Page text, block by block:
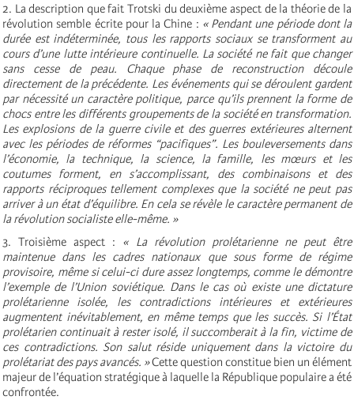
2. La description que fait Trotski du deuxième aspect de la théorie de la
révolution semble écrite pour la Chine : « Pendant une période dont la
durée est indéterminée, tous les rapports sociaux se transforment au
cours d’une lutte intérieure continuelle. La société ne fait que changer
sans cesse de peau. Chaque phase de reconstruction découle
directement de la précédente. Les événements qui se déroulent gardent
par nécessité un caractère politique, parce qu’ils prennent la forme de
chocs entre les différents groupements de la société en transformation.
Les explosions de la guerre civile et des guerres extérieures alternent
avec les périodes de réformes “pacifiques”. Les bouleversements dans
l’économie, la technique, la science, la famille, les mœurs et les
coutumes forment, en s’accomplissant, des combinaisons et des
rapports réciproques tellement complexes que la société ne peut pas
arriver à un état d’équilibre. En cela se révèle le caractère permanent de
la révolution socialiste elle-même. »
3. Troisième aspect : « La révolution prolétarienne ne peut être
maintenue dans les cadres nationaux que sous forme de régime
provisoire, même si celui-ci dure assez longtemps, comme le démontre
l’exemple de l’Union soviétique. Dans le cas où existe une dictature
prolétarienne isolée, les contradictions intérieures et extérieures
augmentent inévitablement, en même temps que les succès. Si l’État
prolétarien continuait à rester isolé, il succomberait à la fin, victime de
ces contradictions. Son salut réside uniquement dans la victoire du
prolétariat des pays avancés. »Cette question constitue bien un élément
majeur de l’équation stratégique à laquelle la République populaire a été
confrontée.